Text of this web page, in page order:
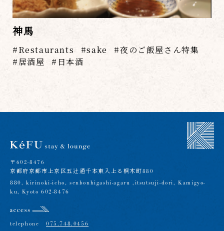
神馬
Restaurants sake
夜のご飯屋さん特集
居酒屋
日本酒
〒602-8476
京都府京都市上京区五辻通千本東入上る桐木町880
880, kirinoki-icho, senbonhigashi-agaru ,itsutsuji-dori, Kamigyo-
ku, Kyoto 602-8476
telephone 075.748.0456